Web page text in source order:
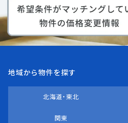
地域から物件を探す
北海道・東北
関東